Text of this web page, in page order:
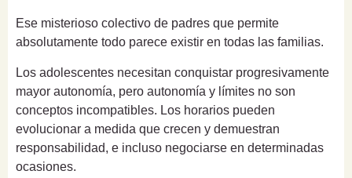
Ese misterioso colectivo de padres que permite
absolutamente todo parece existir en todas las familias.
Los adolescentes necesitan conquistar progresivamente
mayor autonomía, pero autonomía y límites no son
conceptos incompatibles. Los horarios pueden
evolucionar a medida que crecen y demuestran
responsabilidad, e incluso negociarse en determinadas
ocasiones.